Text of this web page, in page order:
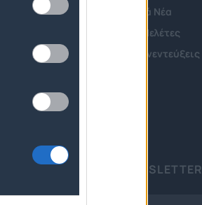
Τεχνολογικά Νέα
Έρευνες - Μελέτες
Άρθρα & Συνεντεύξεις
ΕΓΓΡΑΦΗ ΣΤΟ NEWSLETTER